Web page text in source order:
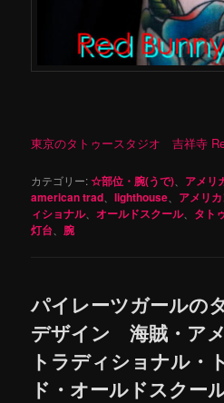
東京のタトゥースタジオ 吉祥寺
カテゴリー:☆部位・腕(うで) アメリ
american trad 、lighthouse アメリ
ィショナル、オールドスクール、 タト
灯台 腕
パイレーツガールの
デザイン 海賊・ア
トラディショナル・
ド・オールドスクー